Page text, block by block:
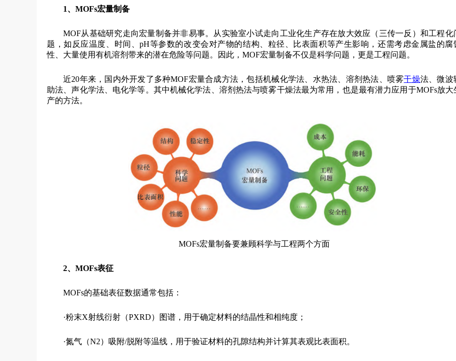
1、MOFs宏量制备
MOF从基础研究走向宏量制备并非易事。从实验室小试走向工业化生产存在放大效应（三传一反）和工程化
题，如反应温度、时间、pH等参数的改变会对产物的结构、粒径、比表面积等产生影响，还需考虑金属盐的腐
性、大量使用有机溶剂带来的潜在危险等问题。因此，MOF宏量制备不仅是科学问题，更是工程问题。
近20年来，国内外开发了多种MOF宏量合成方法，包括机械化学法、水热法、溶剂热法、喷雾干燥法、微波
助法、声化学法、电化学等。其中机械化学法、溶剂热法与喷雾干燥法最为常用，也是最有潜力应用于MOFs放大
产的方法。
MOFs宏量制备要兼顾科学与工程两个方面
2、MOFs表征
MOFs的基础表征数据通常包括：
·粉末X射线衍射（PXRD）图谱，用于确定材料的结晶性和相纯度；
·氮气（N2）吸附/脱附等温线，用于验证材料的孔隙结构并计算其表观比表面积。